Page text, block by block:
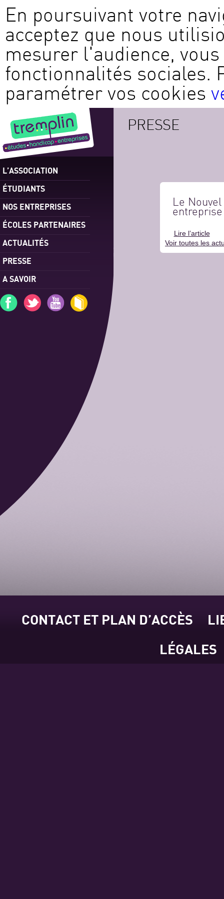
En poursuivant votre
acceptez que nous
mesurer l'audience,
fonctionnalités sociales.
paramétrer vos cookies
L’ASSOCIATION
ÉTUDIANTS
NOS ENTREPRISES
ÉCOLES PARTENAIRES
ACTUALITÉS
PRESSE
A SAVOIR
PRESSE
Le
Lire l’article
Voir toutes les
CONTACT ET PLAN D’ACCÈS
LÉGALES